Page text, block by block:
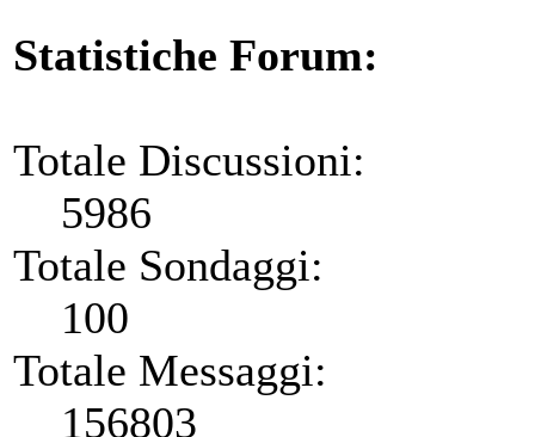
Statistiche Forum:
Totale Discussioni:
5986
Totale Sondaggi:
100
Totale Messaggi:
156803